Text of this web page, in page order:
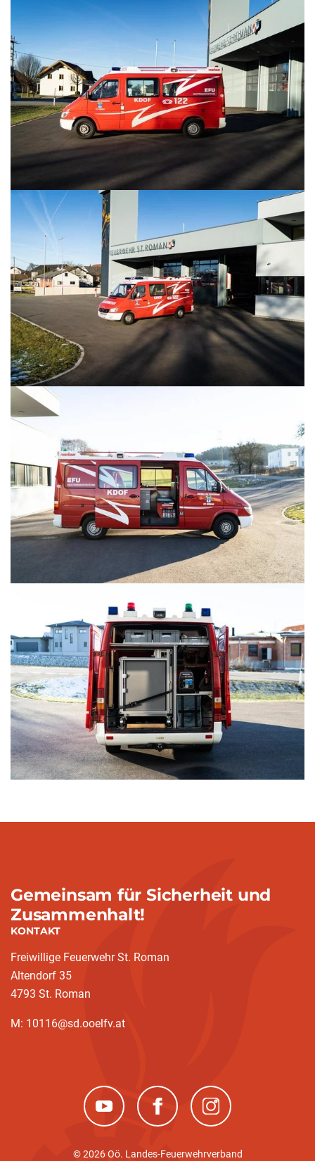
Gemeinsam für Sicherheit und
Zusammenhalt!
KONTAKT
Freiwillige Feuerwehr St. Roman
Altendorf 35
4793 St. Roman
M: 10116@sd.ooelfv.at
(neues Fenster)(neues Fenster)(neues Fenster)
© 2026 Oö. Landes-Feuerwehrverband